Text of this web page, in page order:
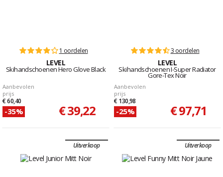
1 oordelen
LEVEL
Skihandschoenen Hero Glove Black
Aanbevolen
prijs
€ 60,40
-35% € 39,22
3 oordelen
LEVEL
Skihandschoenen I-Super Radiator
Gore-Tex Noir
Aanbevolen
prijs
€ 130,98
-25% € 97,71
Uitverkoop Uitverkoop